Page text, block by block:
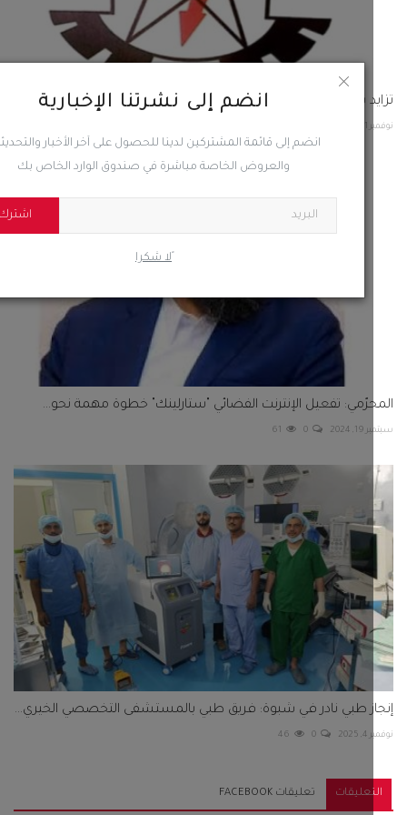
انضم إلى نشرتنا الإخبارية
انضم إلى قائمة المشتركين لدينا للحصول على آخر الأخبار والتحديثات
والعروض الخاصة مباشرة في صندوق الوارد الخاص بك
ًلا شكرا
ساعات انقطاع الكهرباء في أبين ومصدر يوضح السبب
تفعيل الإنترنت الفضائي "ستارلينك" خطوة مهمة نحو...
0
61
طبي نادر في شبوة: فريق طبي بالمستشفى التخصصي الخيري...
0
46
تعليقات FACEBOOK